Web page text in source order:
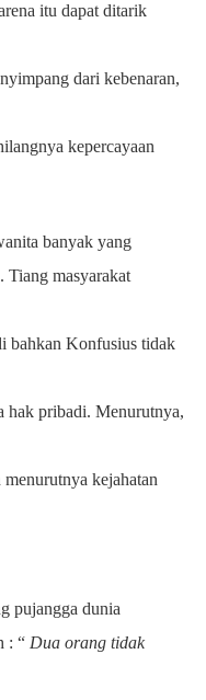
itu dapat ditarik
dari kebenaran,
kepercayaan
banyak yang
Tiang masyarakat
bahkan Konfusius tidak
hak pribadi. Menurutnya,
kejahatan
pujangga dunia
: “ Dua orang tidak